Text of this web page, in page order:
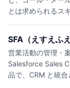
とは求められるス
SFA（えすえふ
営業活動の管理・
Salesforce Sales
品で、CRM と統合